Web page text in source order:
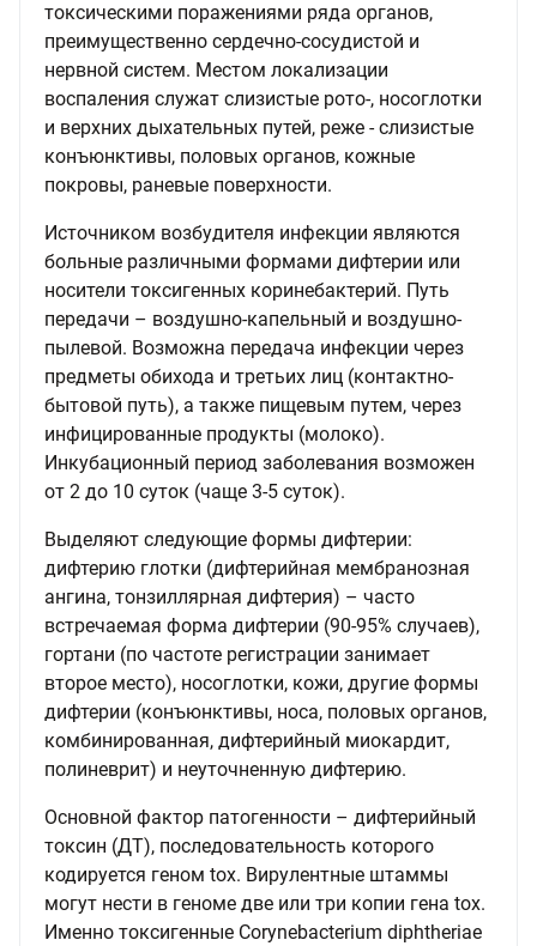
токсическими поражениями ряда органов,
преимущественно сердечно-сосудистой и
нервной систем. Местом локализации
воспаления служат слизистые рото-, носоглотки
и верхних дыхательных путей, реже - слизистые
конъюнктивы, половых органов, кожные
покровы, раневые поверхности.
Источником возбудителя инфекции являются
больные различными формами дифтерии или
носители токсигенных коринебактерий. Путь
передачи – воздушно-капельный и воздушно-
пылевой. Возможна передача инфекции через
предметы обихода и третьих лиц (контактно-
бытовой путь), а также пищевым путем, через
инфицированные продукты (молоко).
Инкубационный период заболевания возможен
от 2 до 10 суток (чаще 3-5 суток).
Выделяют следующие формы дифтерии:
дифтерию глотки (дифтерийная мембранозная
ангина, тонзиллярная дифтерия) – часто
встречаемая форма дифтерии (90-95% случаев),
гортани (по частоте регистрации занимает
второе место), носоглотки, кожи, другие формы
дифтерии (конъюнктивы, носа, половых органов,
комбинированная, дифтерийный миокардит,
полиневрит) и неуточненную дифтерию.
Основной фактор патогенности – дифтерийный
токсин (ДТ), последовательность которого
кодируется геном tox. Вирулентные штаммы
могут нести в геноме две или три копии гена tox.
Именно токсигенные Corynebacterium diphtheriae